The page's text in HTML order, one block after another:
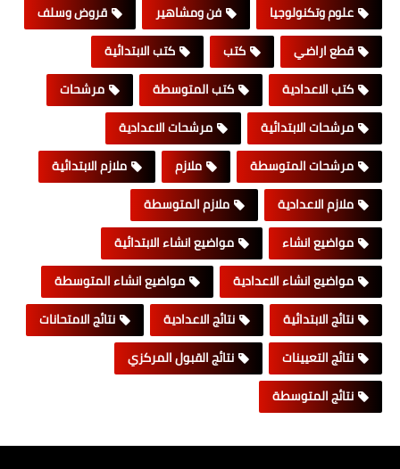
علوم وتكنولوجيا
فن ومشاهير
قروض وسلف
قطع اراضي
كتب
كتب الابتدائية
كتب الاعدادية
كتب المتوسطة
مرشحات
مرشحات الابتدائية
مرشحات الاعدادية
مرشحات المتوسطة
ملازم
ملازم الابتدائية
ملازم الاعدادية
ملازم المتوسطة
مواضيع انشاء
مواضيع انشاء الابتدائية
مواضيع انشاء الاعدادية
مواضيع انشاء المتوسطة
نتائج الابتدائية
نتائج الاعدادية
نتائج الامتحانات
نتائج التعيينات
نتائج القبول المركزي
نتائج المتوسطة